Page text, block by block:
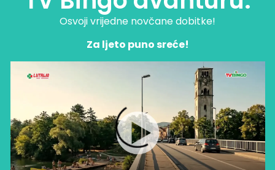
Osvoji vrijedne novčane dobitke!
Za ljeto puno sreće!